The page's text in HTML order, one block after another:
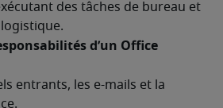
des tâches de bureau et
d’un Office
entrants, les e-mails et la